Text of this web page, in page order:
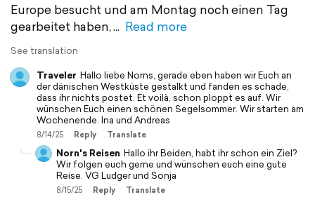
Europe besucht und am Montag noch einen Tag
gearbeitet haben,
Read more
See translation
Traveler Hallo liebe Norns, gerade eben haben wir Euch an
der dänischen Westküste gestalkt und fanden es schade,
dass ihr nichts postet. Et voilà, schon ploppt es auf. Wir
wünschen Euch einen schönen Segelsommer. Wir starten am
Wochenende. Ina und Andreas
8/14/25 Reply Translate
Norn's Reisen Hallo ihr Beiden, habt ihr schon ein Ziel?
Wir folgen euch gerne und wünschen euch eine gute
Reise. VG Ludger und Sonja
8/15/25 Reply Translate